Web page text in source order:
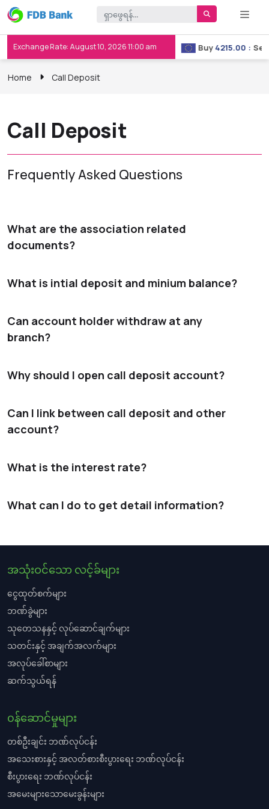
Exchange Rate: August 10, 2026 11:00 am
Buy3658.00 : Sell3667.00 Buy4215.00 : Sell
Home Call Deposit
Call Deposit
Frequently Asked Questions
What are the association related
documents?
2 introducers
licenseelicensee.
Meeting Minute and Authorize Signatories
What is intial deposit and minium balance?
Can account holder withdraw at any
branch?
Why should I open call deposit account?
Interest is calculated on daily basis and credited
monthly.
Can I link between call deposit and other
account?
What is the interest rate?
3 % p.a for Balance between 10, 000, 001 /- and 50, 000,
4 % p.a for Balance and/above 50, 000, 001 /-
What can I do to get detail information?
contact you for more detail.
အသုံးဝင်သော လင့်ခ်များ
ငွေထုတ်စက်များ
ဘဏ်ခွဲများ
သုတေသနနှင့် လုပ်ဆောင်ချက်များ
သတင်းနှင့် အချက်အလက်များ
အလုပ်ခေါ်စာများ
ဆက်သွယ်ရန်
၀န်ဆောင်မှုများ
တစ်ဦးချင်း ဘဏ်လုပ်ငန်း
အသေးစားနှင့် အလတ်စားစီးပွားရေး ဘဏ်လုပ်ငန်း
စီးပွားရေး ဘဏ်လုပ်ငန်း
အမေးများသောမေးခွန်းများ